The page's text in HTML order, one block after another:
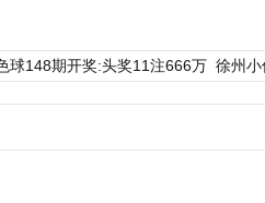
球148期开奖:头奖11注666万 徐州